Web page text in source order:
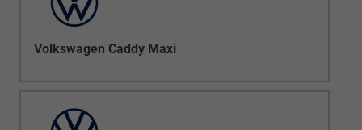
Volkswagen Caddy Maxi